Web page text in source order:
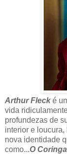
Arthur Fleck é
vida
profundezas de
interior e
nova identidade
como...O Coringa